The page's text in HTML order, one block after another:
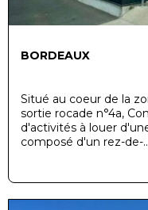
BORDEAUX
Situé au coeur de la
sortie rocade n°4a,
d'activités à louer
composé d'un rez-de-